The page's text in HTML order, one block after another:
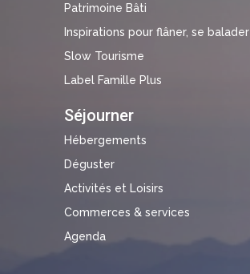
Patrimoine Bâti
Inspirations pour flâner, se balader
Slow Tourisme
Label Famille Plus
Séjourner
Hébergements
Déguster
Activités et Loisirs
Commerces & services
Agenda